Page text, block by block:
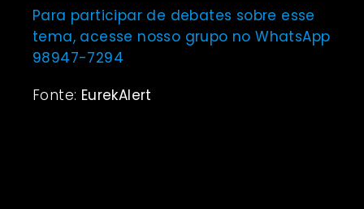
Para participar de debates sobre esse
tema, acesse nosso grupo no WhatsApp
98947-7294
Fonte: EurekAlert